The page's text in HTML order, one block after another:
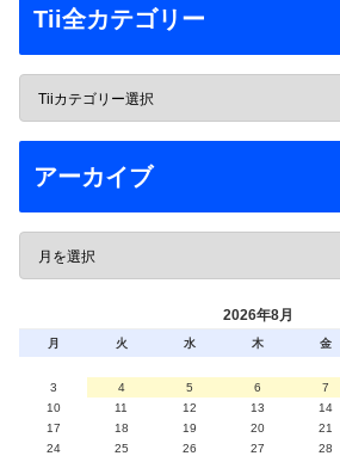
Tii全カテゴリー
アーカイブ
2026年8月
月 火 水 木 金
3
4 5 6 7
10
11 12 13 14
17
18 19 20 21
24
25 26 27 28